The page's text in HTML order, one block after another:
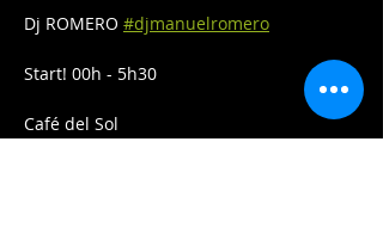
Dj ROMERO #djmanuelromero
Start! 00h - 5h30
Café del Sol